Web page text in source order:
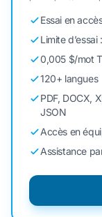
Essai en
Limite
0,005 $/mot
120+ langues
PDF, DOCX,
JSON
Accès en
Assistance